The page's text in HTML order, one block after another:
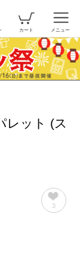
カート メニュー
レット (ス
3